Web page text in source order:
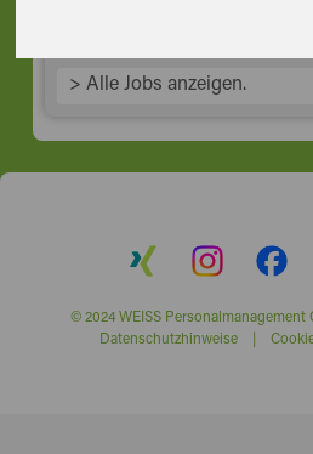
> Alle Jobs anzeigen.
© 2024 WEISS
Datenschutzhinweise|